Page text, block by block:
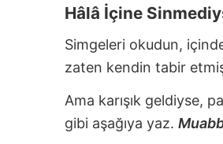
Hâlâ İçine
Simgeleri okudun,
zaten kendin tabir
Ama karışık geldiyse,
gibi aşağıya yaz.